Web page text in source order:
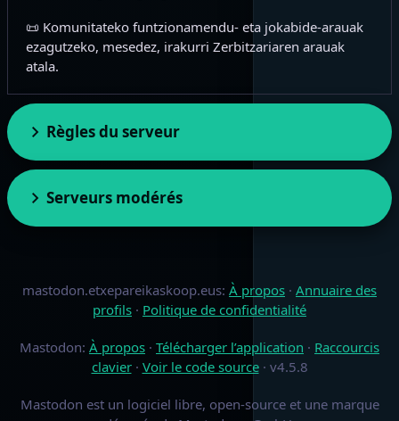
📜 Komunitateko funtzionamendu- eta jokabide-arauak
ezagutzeko, mesedez, irakurri Zerbitzariaren arauak
atala.
Règles du serveur
Serveurs modérés
mastodon.etxepareikaskoop.eus: À propos · Annuaire des
profils · Politique de confidentialité
Mastodon: À propos · Télécharger l’application · Raccourcis
clavier· Voir le code source· v4.5.8
Mastodon est un logiciel libre, open-source et une marque